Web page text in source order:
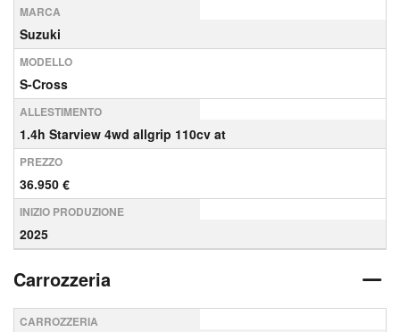
MARCA
Suzuki
MODELLO
S-Cross
ALLESTIMENTO
1.4h Starview 4wd allgrip 110cv at
PREZZO
36.950 €
INIZIO PRODUZIONE
2025
Carrozzeria
CARROZZERIA